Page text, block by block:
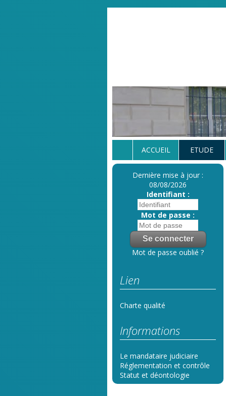
ACCUEIL ETUDE
Dernière mise à jour :
08/08/2026
Identifiant :
Mot de passe :
Mot de passe oublié ?
Lien
Charte qualité
Informations
Le mandataire judiciaire
Réglementation et contrôle
Statut et déontologie